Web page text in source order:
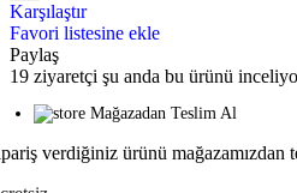
Karşılaştır
Favori listesine ekle
Paylaş
19 ziyaretçi şu anda bu ürünü
Mağazadan Teslim Al
verdiğiniz ürünü mağazamızdan